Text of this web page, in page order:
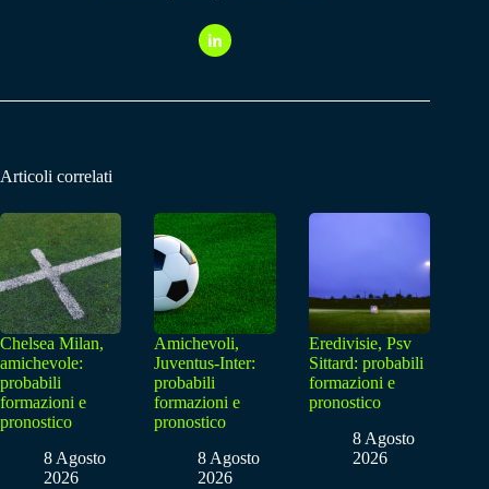
Articoli correlati
Chelsea Milan,
amichevole:
probabili
formazioni e
pronostico
8 Agosto
2026
Amichevoli,
Juventus-Inter:
probabili
formazioni e
pronostico
8 Agosto
2026
Eredivisie, Psv
Sittard: probabili
formazioni e
pronostico
8 Agosto
2026